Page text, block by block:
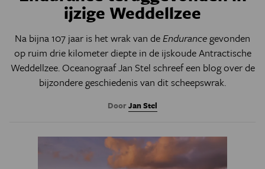
ijzige Weddellzee
Na bijna 107 jaar is het wrak van deEndurance gevonden
op ruim drie kilometer diepte in de ijskoude Antractische
Weddellzee. Oceanograaf Jan Stel schreef een blog over de
bijzondere geschiedenis van dit scheepswrak.
DoorJan Stel